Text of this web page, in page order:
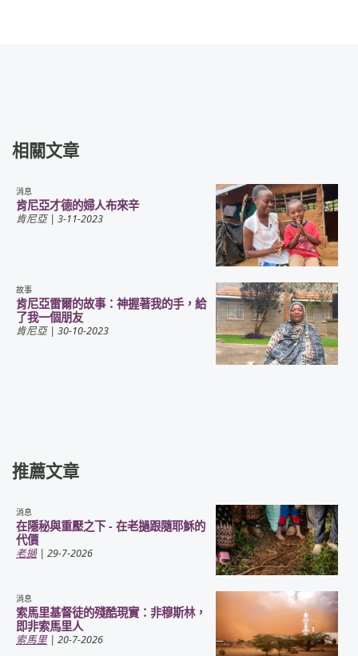
相關文章
消息
肯尼亞才德的婦人布來辛
肯尼亞| 3-11-2023
故事
肯尼亞雷爾的故事：神握著我的手，給
了我一個朋友
肯尼亞| 30-10-2023
推薦文章
消息
在隱秘與重壓之下 - 在老撾跟隨耶穌的
代價
老撾| 29-7-2026
消息
索馬里基督徒的殘酷現實：非穆斯林，
即非索馬里人
索馬里| 20-7-2026